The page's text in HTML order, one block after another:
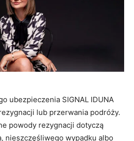
ubezpieczenia SIGNAL IDUNA
lub przerwania podróży.
powody rezygnacji dotyczą
nieszczęśliwego wypadku albo